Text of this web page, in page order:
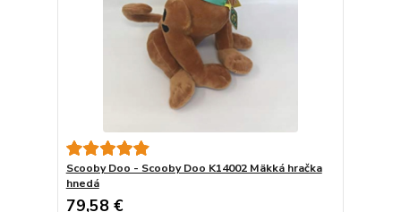
Scooby Doo - Scooby Doo K14002 Mäkká hračka
hnedá
79,58 €